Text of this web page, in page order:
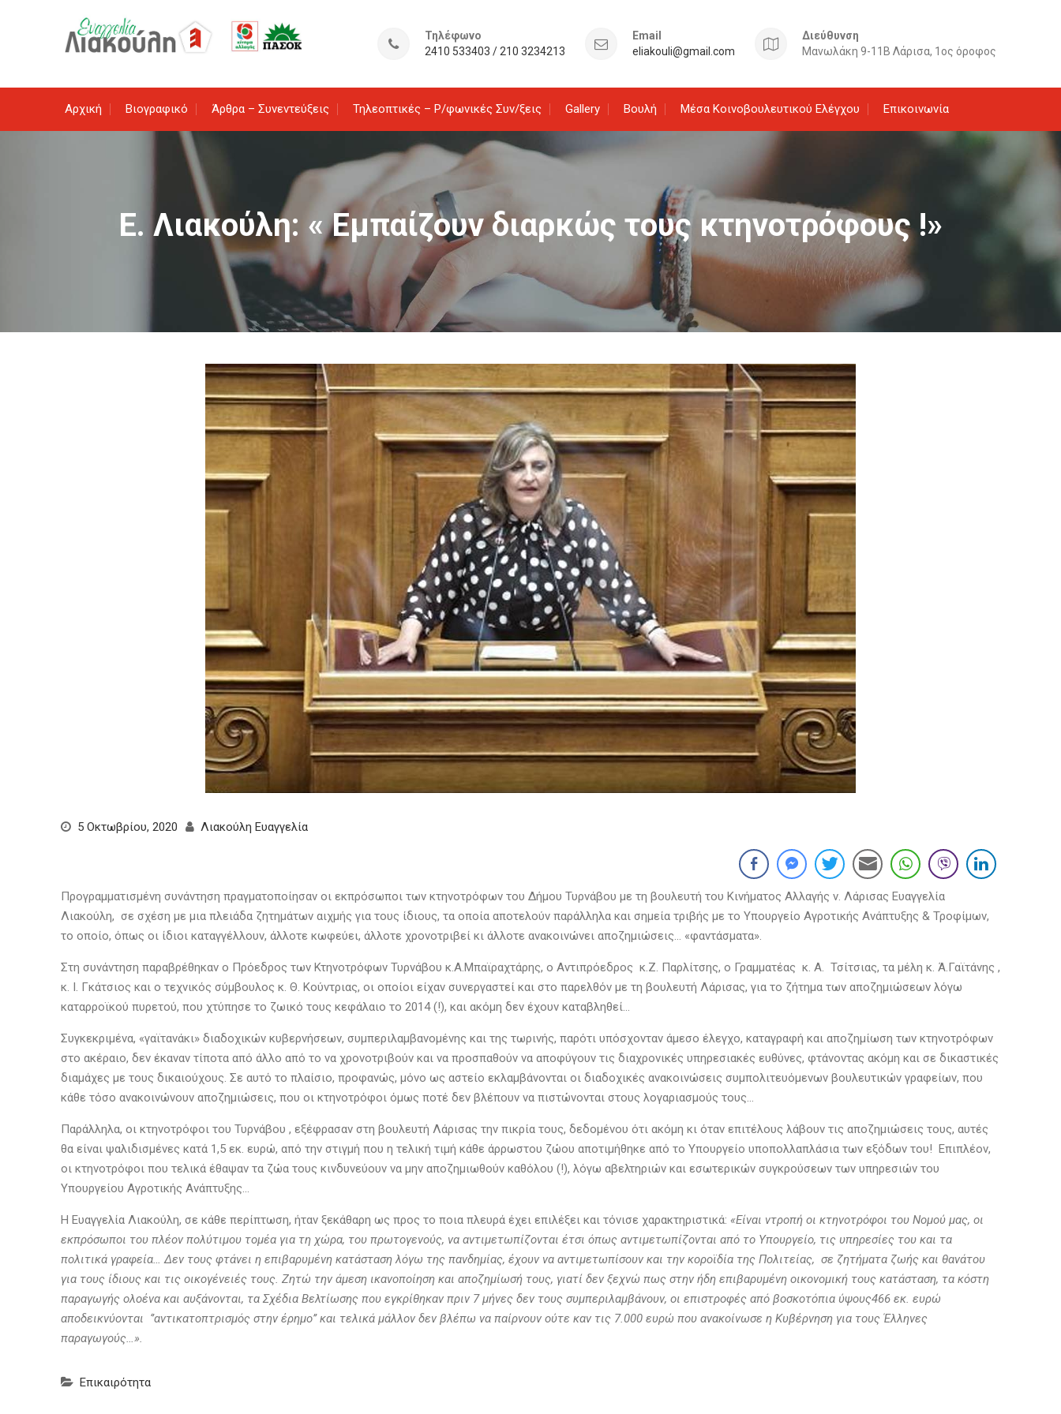
Τηλέφωνο
2410 533403 / 210 3234213
Email
eliakouli@gmail.com
Διεύθυνση
Μανωλάκη 9-11Β Λάρισα, 1ος όροφος
Αρχική Βιογραφικό Άρθρα – Συνεντεύξεις Τηλεοπτικές – Ρ/φωνικές Συν/ξεις Gallery Βουλή Μέσα Κοινοβουλευτικού Ελέγχου Επικοινωνία
Ε. Λιακούλη: « Eμπαίζουν διαρκώς τους κτηνοτρόφους !»
5 Οκτωβρίου, 2020 Λιακούλη Ευαγγελία
Προγραμματισμένη συνάντηση πραγματοποίησαν οι εκπρόσωποι των κτηνοτρόφων του Δήμου Τυρνάβου με τη βουλευτή του Κινήματος Αλλαγής ν. Λάρισας Ευαγγελία
Λιακούλη, σε σχέση με μια πλειάδα ζητημάτων αιχμής για τους ίδιους, τα οποία αποτελούν παράλληλα και σημεία τριβής με το Υπουργείο Αγροτικής Ανάπτυξης & Τροφίμων,
το οποίο, όπως οι ίδιοι καταγγέλλουν, άλλοτε κωφεύει, άλλοτε χρονοτριβεί κι άλλοτε ανακοινώνει αποζημιώσεις… «φαντάσματα».
Στη συνάντηση παραβρέθηκαν ο Πρόεδρος των Κτηνοτρόφων Τυρνάβου κ.Α.Μπαϊραχτάρης, ο Αντιπρόεδρος κ.Ζ. Παρλίτσης, ο Γραμματέας κ. Α. Τσίτσιας, τα μέλη κ. Ά.Γαϊτάνης ,
κ. Ι. Γκάτσιος και ο τεχνικός σύμβουλος κ. Θ. Κούντριας, οι οποίοι είχαν συνεργαστεί και στο παρελθόν με τη βουλευτή Λάρισας, για το ζήτημα των αποζημιώσεων λόγω
καταρροϊκού πυρετού, που χτύπησε το ζωικό τους κεφάλαιο το 2014 (!), και ακόμη δεν έχουν καταβληθεί…
Συγκεκριμένα, «γαϊτανάκι» διαδοχικών κυβερνήσεων, συμπεριλαμβανομένης και της τωρινής, παρότι υπόσχονταν άμεσο έλεγχο, καταγραφή και αποζημίωση των κτηνοτρόφων
στο ακέραιο, δεν έκαναν τίποτα από άλλο από το να χρονοτριβούν και να προσπαθούν να αποφύγουν τις διαχρονικές υπηρεσιακές ευθύνες, φτάνοντας ακόμη και σε δικαστικές
διαμάχες με τους δικαιούχους. Σε αυτό το πλαίσιο, προφανώς, μόνο ως αστείο εκλαμβάνονται οι διαδοχικές ανακοινώσεις συμπολιτευόμενων βουλευτικών γραφείων, που
κάθε τόσο ανακοινώνουν αποζημιώσεις, που οι κτηνοτρόφοι όμως ποτέ δεν βλέπουν να πιστώνονται στους λογαριασμούς τους…
Παράλληλα, οι κτηνοτρόφοι του Τυρνάβου , εξέφρασαν στη βουλευτή Λάρισας την πικρία τους, δεδομένου ότι ακόμη κι όταν επιτέλους λάβουν τις αποζημιώσεις τους, αυτές
θα είναι ψαλιδισμένες κατά 1,5 εκ. ευρώ, από την στιγμή που η τελική τιμή κάθε άρρωστου ζώου αποτιμήθηκε από το Υπουργείο υποπολλαπλάσια των εξόδων του! Επιπλέον,
οι κτηνοτρόφοι που τελικά έθαψαν τα ζώα τους κινδυνεύουν να μην αποζημιωθούν καθόλου (!), λόγω αβελτηριών και εσωτερικών συγκρούσεων των υπηρεσιών του
Υπουργείου Αγροτικής Ανάπτυξης…
Η Ευαγγελία Λιακούλη, σε κάθε περίπτωση, ήταν ξεκάθαρη ως προς το ποια πλευρά έχει επιλέξει και τόνισε χαρακτηριστικά: «Είναι ντροπή οι κτηνοτρόφοι του Νομού μας, οι
εκπρόσωποι του πλέον πολύτιμου τομέα για τη χώρα, του πρωτογενούς, να αντιμετωπίζονται έτσι όπως αντιμετωπίζονται από το Υπουργείο, τις υπηρεσίες του και τα
πολιτικά γραφεία… Δεν τους φτάνει η επιβαρυμένη κατάσταση λόγω της πανδημίας, έχουν να αντιμετωπίσουν και την κοροϊδία της Πολιτείας, σε ζητήματα ζωής και θανάτου
για τους ίδιους και τις οικογένειές τους. Ζητώ την άμεση ικανοποίηση και αποζημίωσή τους, γιατί δεν ξεχνώ πως στην ήδη επιβαρυμένη οικονομική τους κατάσταση, τα κόστη
παραγωγής ολοένα και αυξάνονται, τα Σχέδια Βελτίωσης που εγκρίθηκαν πριν 7 μήνες δεν τους συμπεριλαμβάνουν, οι επιστροφές από βοσκοτόπια ύψους466 εκ. ευρώ
αποδεικνύονται ‘’αντικατοπτρισμός στην έρημο’’ και τελικά μάλλον δεν βλέπω να παίρνουν ούτε καν τις 7.000 ευρώ που ανακοίνωσε η Κυβέρνηση για τους Έλληνες
παραγωγούς…».
Επικαιρότητα